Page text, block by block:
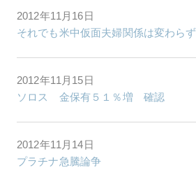
2012年11月16日
それでも米中仮面夫婦関係は変わらず
2012年11月15日
ソロス 金保有５１％増 確認
2012年11月14日
プラチナ急騰論争